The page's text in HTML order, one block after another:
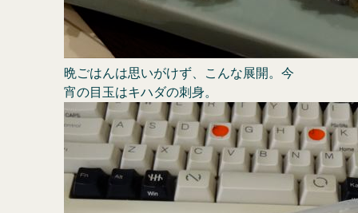
晩ごはんは思いがけず、こんな展開。今
宵の目玉はキハダの刺身。